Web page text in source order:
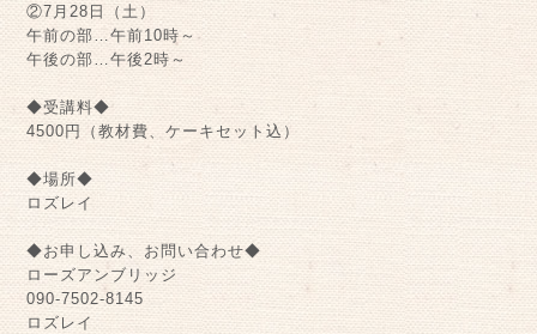
②7月28日（土）
午前の部…午前10時～
午後の部…午後2時～
◆受講料◆
4500円（教材費、ケーキセット込）
◆場所◆
ロズレイ
◆お申し込み、お問い合わせ◆
ローズアンブリッジ
090-7502-8145
ロズレイ